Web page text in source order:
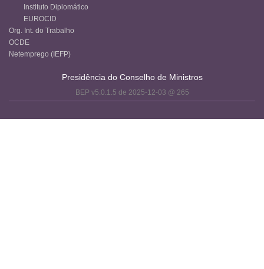
Instituto Diplomático
EUROCID
Org. Int. do Trabalho
OCDE
Netemprego (IEFP)
Presidência do Conselho de Ministros
BEP v5.0.1.5 de 2025-12-03 @ 265